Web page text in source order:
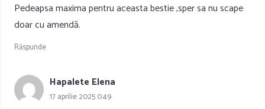
Pedeapsa maxima pentru aceasta bestie ,sper sa nu scape
doar cu amendă.
Răspunde
Hapalete Elena
17 aprilie 2025 0:49